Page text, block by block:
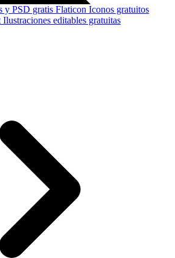
y PSD gratis Flaticon Iconos gratuitos
Ilustraciones editables gratuitas